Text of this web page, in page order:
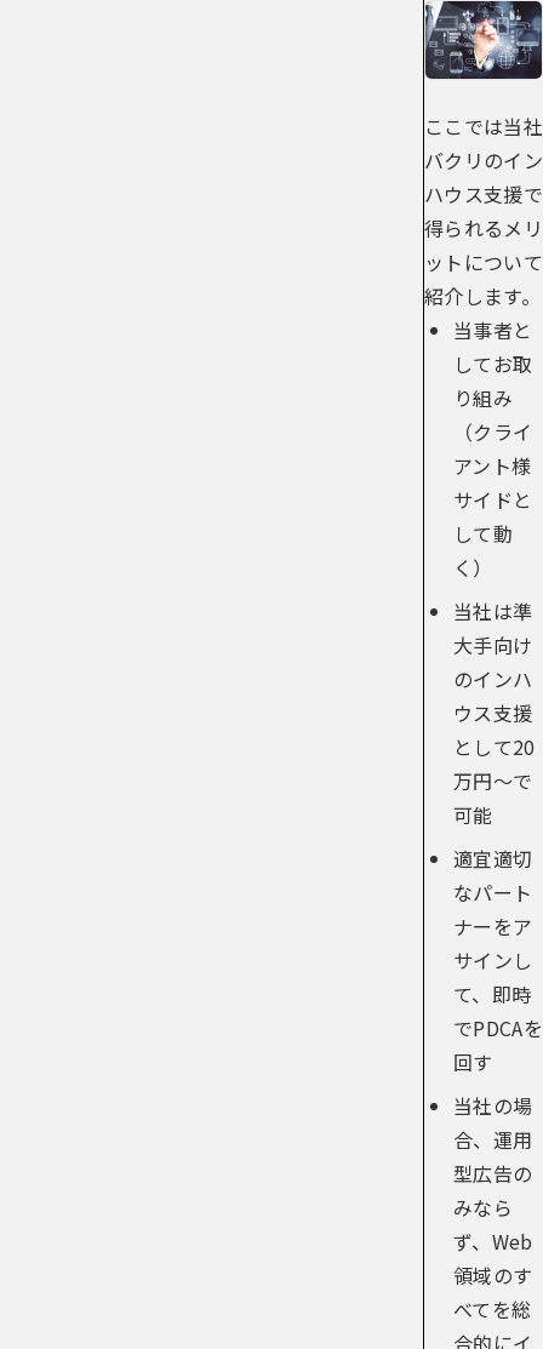
ここでは当社
バクリのイン
ハウス支援で
得られるメリ
ットについて
紹介します。
当事者と
してお取
り組み
（クライ
アント様
サイドと
して動
く）
当社は準
大手向け
のインハ
ウス支援
として20
万円～で
可能
適宜適切
なパート
ナーをア
サインし
て、即時
でPDCAを
回す
当社の場
合、運用
型広告の
みなら
ず、Web
領域のす
べてを総
合的にイ